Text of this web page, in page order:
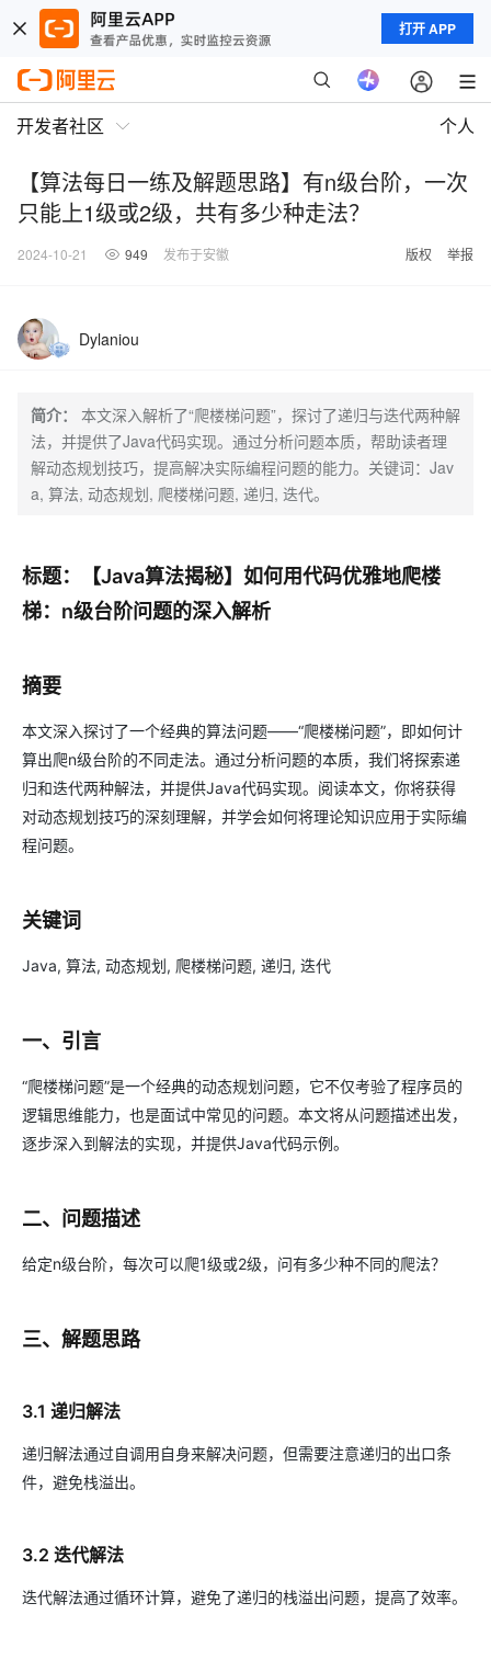
打开 APP
开发者社区 个人
【算法每日一练及解题思路】有n级台阶，一次
只能上1级或2级，共有多少种走法？
2024-10-21 949 发布于安徽 版权 举报
Dylaniou
简介：
本文深入解析了“爬楼梯问题”，探讨了递归与迭代两种解
法，并提供了Java代码实现。通过分析问题本质，帮助读者理
解动态规划技巧，提高解决实际编程问题的能力。关键词：Jav
a, 算法, 动态规划, 爬楼梯问题, 递归, 迭代。
标题：【Java算法揭秘】如何用代码优雅地爬楼
梯：n级台阶问题的深入解析
摘要
本文深入探讨了一个经典的算法问题——“爬楼梯问题”，即如何计
算出爬n级台阶的不同走法。通过分析问题的本质，我们将探索递
归和迭代两种解法，并提供Java代码实现。阅读本文，你将获得
对动态规划技巧的深刻理解，并学会如何将理论知识应用于实际编
程问题。
关键词
Java, 算法, 动态规划, 爬楼梯问题, 递归, 迭代
一、引言
“爬楼梯问题”是一个经典的动态规划问题，它不仅考验了程序员的
逻辑思维能力，也是面试中常见的问题。本文将从问题描述出发，
逐步深入到解法的实现，并提供Java代码示例。
二、问题描述
给定n级台阶，每次可以爬1级或2级，问有多少种不同的爬法？
三、解题思路
3.1 递归解法
递归解法通过自调用自身来解决问题，但需要注意递归的出口条
件，避免栈溢出。
3.2 迭代解法
迭代解法通过循环计算，避免了递归的栈溢出问题，提高了效率。